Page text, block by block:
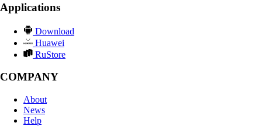
Applications
Download
Huawei
RuStore
COMPANY
About
News
Help